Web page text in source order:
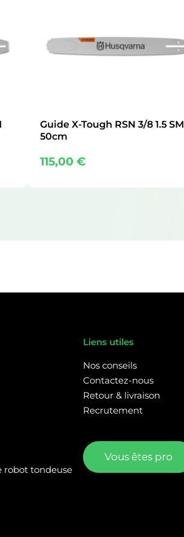
Guide X-Tough RSN 3/8 1.5 SM
50cm
115,00€
robot tondeuse
Liens utiles
Nos conseils
Contactez-nous
Retour & livraison
Recrutement
Vous êtes pro